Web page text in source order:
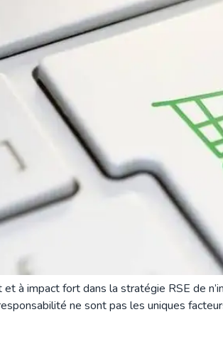
à impact fort dans la stratégie RSE de
ne sont pas les uniques